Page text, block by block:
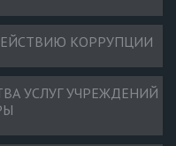
КОРРУПЦИИ
УСЛУГ УЧРЕЖДЕНИЙ